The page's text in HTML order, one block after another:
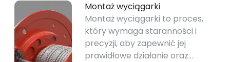
Montaż wyciągarki
Montaż wyciągarki to proces,
który wymaga staranności i
precyzji, aby zapewnić jej
prawidłowe działanie oraz…